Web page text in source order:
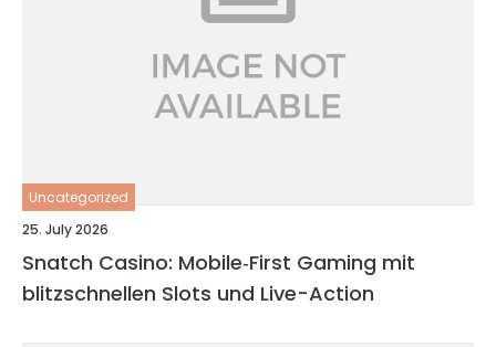
Uncategorized
25. July 2026
Snatch Casino: Mobile‑First Gaming mit
blitzschnellen Slots und Live-Action